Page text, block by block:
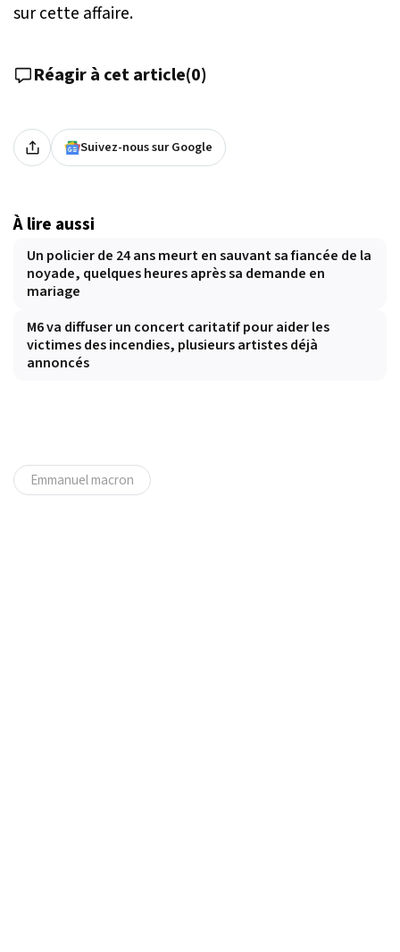
sur cette affaire.
Réagir à cet article(0)
Suivez-nous sur Google
À lire aussi
Un policier de 24 ans meurt en sauvant sa fiancée de la
noyade, quelques heures après sa demande en
mariage
M6 va diffuser un concert caritatif pour aider les
victimes des incendies, plusieurs artistes déjà
annoncés
Emmanuel macron